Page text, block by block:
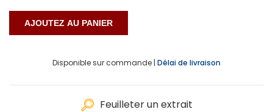
Disponible sur commande | Délai de livraison
Feuilleter un extrait